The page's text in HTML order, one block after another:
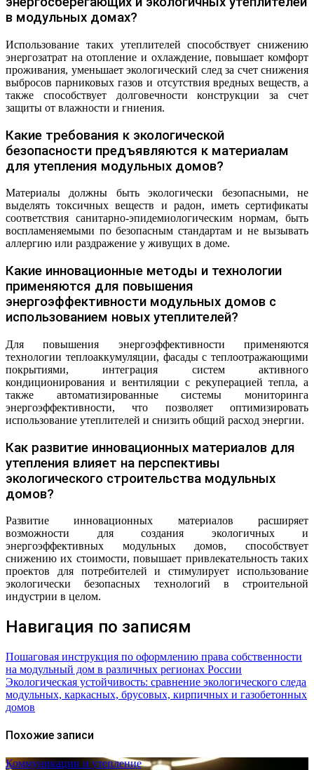
в модульных домах?
Использование таких утеплителей способствует снижению
энергозатрат на отопление и охлаждение, повышает комфорт
проживания, уменьшает экологический след за счет снижения
выбросов парниковых газов и отсутствия вредных веществ, а
также способствует долговечности конструкции за счет
защиты от влажности и гниения.
Какие требования к экологической
безопасности предъявляются к материалам
для утепления модульных домов?
Материалы должны быть экологически безопасными, не
выделять токсичных веществ и радон, иметь сертификаты
соответствия санитарно-эпидемиологическим нормам, быть
воспламеняемыми по безопасным стандартам и не вызывать
аллергию или раздражение у живущих в доме.
Какие инновационные методы и технологии
применяются для повышения
энергоэффективности модульных домов с
использованием новых утеплителей?
Для повышения энергоэффективности применяются
технологии теплоаккумуляции, фасады с теплоотражающими
покрытиями, интеграция систем активного
кондиционирования и вентиляции с рекуперацией тепла, а
также автоматизированные системы мониторинга
энергоэффективности, что позволяет оптимизировать
использование утеплителей и снизить общий расход энергии.
Как развитие инновационных материалов для
утепления влияет на перспективы
экологического строительства модульных
домов?
Развитие инновационных материалов расширяет
возможности для создания экологичных и
энергоэффективных модульных домов, способствует
снижению их стоимости, повышает привлекательность таких
проектов для потребителей и стимулирует использование
экологически безопасных технологий в строительной
индустрии в целом.
Навигация по записям
Пошаговая инструкция по оформлению права собственности
на модульный дом в различных регионах России
Экологическая устойчивость: сравнение экологического следа
модульных, каркасных, брусовых, кирпичных и газобетонных
домов
Похожие записи
Коммуникации и утепление